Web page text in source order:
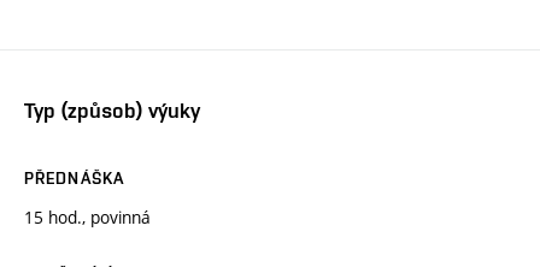
Typ (způsob) výuky
PŘEDNÁŠKA
15 hod., povinná